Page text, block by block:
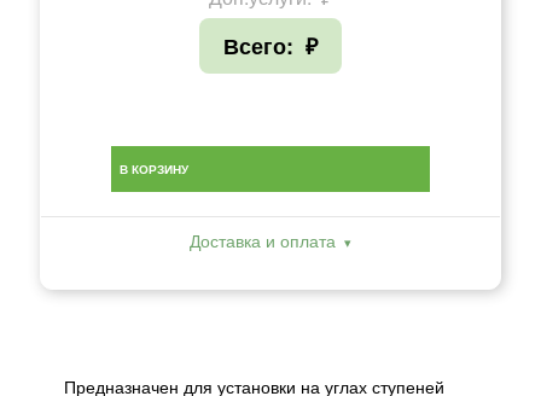
Всего: ₽
В КОРЗИНУ
Доставка и оплата
Предназначен для установки на углах ступеней